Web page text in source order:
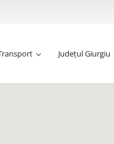
Județul Giurgiu